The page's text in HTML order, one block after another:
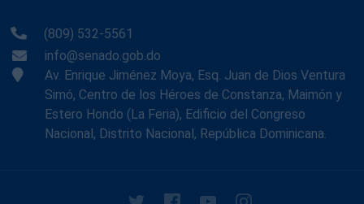
(809) 532-5561
info@senado.gob.do
Av. Enrique Jiménez Moya, Esq. Juan de Dios Ventura
Simó, Centro de los Héroes de Constanza, Maimón y
Estero Hondo (La Feria), Edificio del Congreso
Nacional, Distrito Nacional, República Dominicana.